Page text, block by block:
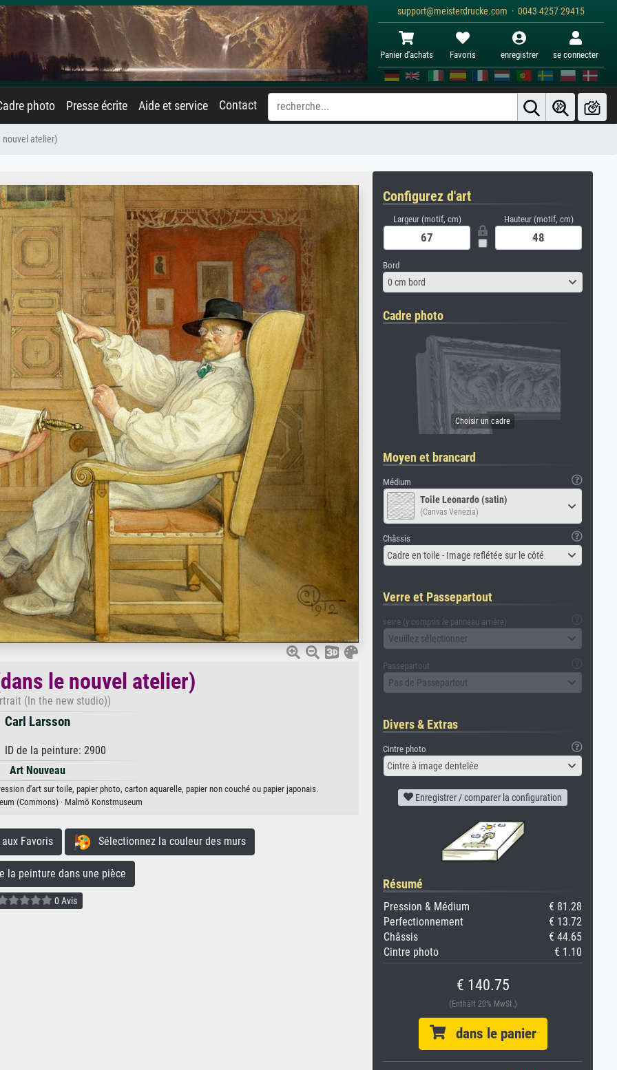
support@meisterdrucke.com · 0043 4257 29415
Panier d'achats Favoris enregistrer se connecter
photo Presse écrite Aide et service Contact
atelier)
le nouvel atelier)
(In the new studio))
Carl Larsson
ID de la peinture: 2900
Art Nouveau
d'art sur toile, papier photo, carton aquarelle, papier non couché ou papier japonais.
(Commons) · Malmö Konstmuseum
Favoris Sélectionnez la couleur des murs
peinture dans une pièce
0 Avis
Configurez d'art
Largeur (motif, cm) Hauteur (motif, cm)
Bord
0 cm bord
Cadre photo
Moyen et brancard
Médium
Toile Leonardo (satin)
(Canvas Venezia)
Châssis
Cadre en toile - Image reflétée sur le côté
Verre et Passepartout
verre (y compris le panneau arrière)
Veuillez sélectionner
Passepartout
Pas de Passepartout
Divers & Extras
Cintre photo
Cintre à image dentelée
Enregistrer / comparer la configuration
Résumé
Pression & Médium
€ 81.28
Perfectionnement
€ 13.72
Châssis
€ 44.65
Cintre photo
€ 1.10
€ 140.75
(Enthält 20% MwSt.)
dans le panier